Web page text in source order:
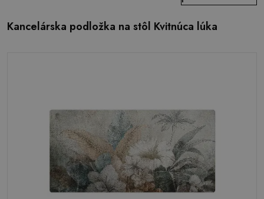
Kancelárska podložka na stôl Kvitnúca lúka